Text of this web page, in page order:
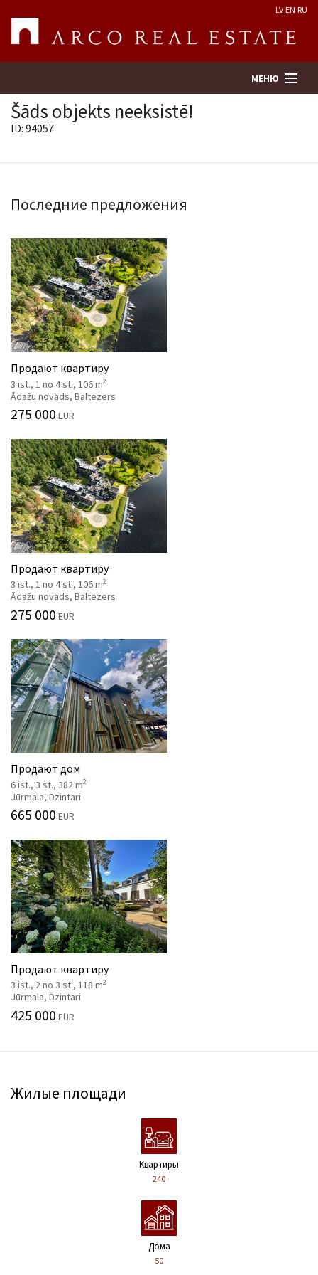
LV EN RU
МЕНЮ
Предприятие
Услуги
Kонтакты
Šāds objekts neeksistē!
ID: 94057
Последние предложения
Продают квартиру
3 ist., 1 no 4 st., 106 m2
Ādažu novads, Baltezers
275 000 EUR
Продают квартиру
3 ist., 1 no 4 st., 106 m2
Ādažu novads, Baltezers
275 000 EUR
Продают дом
6 ist., 3 st., 382 m2
Jūrmala, Dzintari
665 000 EUR
Продают квартиру
3 ist., 2 no 3 st., 118 m2
Jūrmala, Dzintari
425 000 EUR
Жилые площади
Kвартиры
240
Дома
50